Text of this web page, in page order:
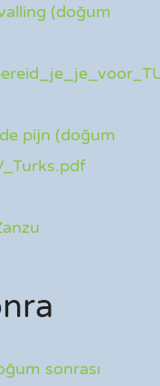
(doğum
pijn (doğum
sonrası